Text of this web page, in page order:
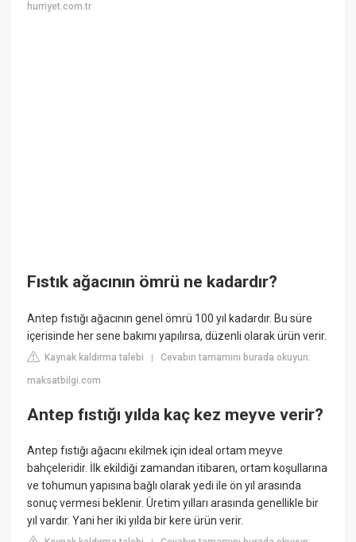
hurriyet.com.tr
Fıstık ağacının ömrü ne kadardır?
Antep fıstığı ağacının genel ömrü 100 yıl kadardır. Bu süre
içerisinde her sene bakımı yapılırsa, düzenli olarak ürün verir.
Kaynak kaldırma talebi |Cevabın tamamını burada okuyun:
maksatbilgi.com
Antep fıstığı yılda kaç kez meyve verir?
Antep fıstığı ağacını ekilmek için ideal ortam meyve
bahçeleridir. İlk ekildiği zamandan itibaren, ortam koşullarına
ve tohumun yapısına bağlı olarak yedi ile ön yıl arasında
sonuç vermesi beklenir. Üretim yılları arasında genellikle bir
yıl vardır. Yani her iki yılda bir kere ürün verir.